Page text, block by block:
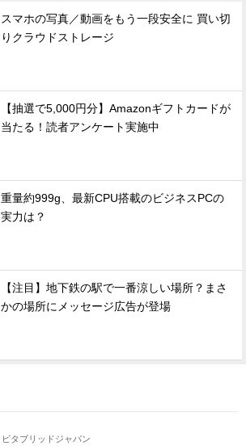
スマホの写真／動画をもう一段安全に 買い切
りクラウドストレージ
【抽選で5,000円分】Amazonギフトカードが
当たる！読者アンケート実施中
重量約999g、最新CPU搭載のビジネスPCの
実力は？
【注目】地下鉄の駅で一番涼しい場所？まさ
かの場所にメッセージ広告が登場
ビタブリッドジャパン